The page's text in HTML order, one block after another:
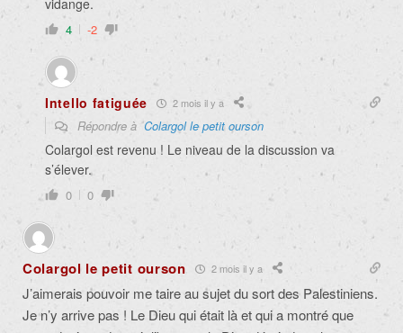
vidange.
4 -2
Intello fatiguée 2 mois il y a
Répondre àColargol le petit ourson
Colargol est revenu ! Le niveau de la discussion va
s’élever.
0 0
Colargol le petit ourson 2 mois il y a
J’aimerais pouvoir me taire au sujet du sort des Palestiniens.
Je n’y arrive pas ! Le Dieu qui était là et qui a montré que